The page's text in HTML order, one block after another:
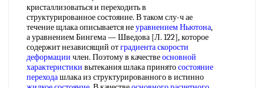
кристаллизоваться и переходить в
структурированное состояние. В таком слу-ч ае
течение щлака описывается неуравнением Ньютона,
а уравнением Бингема — Шведова [Л. 122], которое
содержит независящий отградиента скорости
деформации член. Поэтому в качествеосновной
характеристики вытекания шлака принятосостояние
переходашлака из структурированного в истинно